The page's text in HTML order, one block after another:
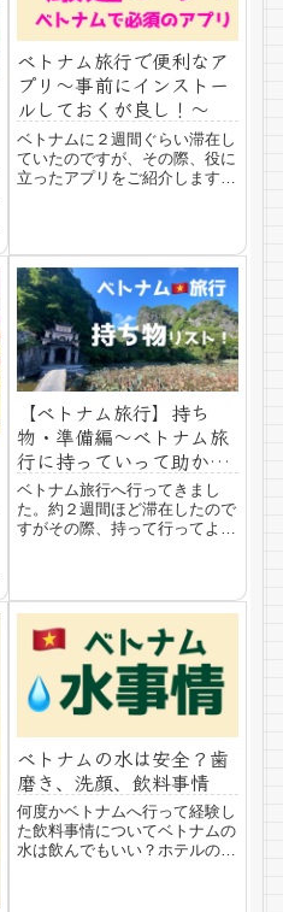
ベトナム旅行で便利なア
プリ〜事前にインストー
ルしておくが良し！〜
ベトナムに２週間ぐらい滞在し
ていたのですが、その際、役に
立ったアプリをご紹介します。
（配車）アプリGrab（グラ
ブ）日本ではUBer（ウーバ
ー）が有名ですが...
【ベトナム旅行】持ち
物・準備編〜ベトナム旅
行に持っていって助かっ
たもの〜
ベトナム旅行へ行ってきまし
た。約２週間ほど滞在したので
すがその際、持って行ってよか
バックパッカーしていたので、
あまり何も決めないでフラッと
旅を続けていたので...
ベトナムの水は安全？歯
磨き、洗顔、飲料事情
何度かベトナムへ行って経験し
た飲料事情についてベトナムの
水は飲んでもいい？ホテルの水